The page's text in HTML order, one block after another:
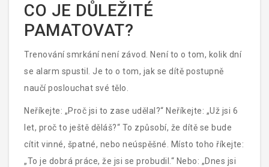
CO JE DŮLEŽITÉ
PAMATOVAT?
Trenování smrkání není závod. Není to o tom, kolik dní
se alarm spustil. Je to o tom, jak se dítě postupně
naučí poslouchat své tělo.
Neříkejte: „Proč jsi to zase udělal?“ Neříkejte: „Už jsi 6
let, proč to ještě děláš?“ To způsobí, že dítě se bude
cítit vinné, špatné, nebo neúspěšné. Místo toho říkejte:
„To je dobrá práce, že jsi se probudil.“ Nebo: „Dnes jsi